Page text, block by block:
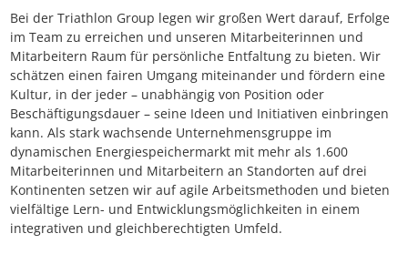
Bei der Triathlon Group legen wir großen Wert darauf, Erfolge
im Team zu erreichen und unseren Mitarbeiterinnen und
Mitarbeitern Raum für persönliche Entfaltung zu bieten. Wir
schätzen einen fairen Umgang miteinander und fördern eine
Kultur, in der jeder – unabhängig von Position oder
Beschäftigungsdauer – seine Ideen und Initiativen einbringen
kann. Als stark wachsende Unternehmensgruppe im
dynamischen Energiespeichermarkt mit mehr als 1.600
Mitarbeiterinnen und Mitarbeitern an Standorten auf drei
Kontinenten setzen wir auf agile Arbeitsmethoden und bieten
vielfältige Lern- und Entwicklungsmöglichkeiten in einem
integrativen und gleichberechtigten Umfeld.